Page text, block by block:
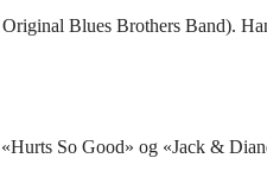
Blues Brothers Band).
So Good» og «Jack &